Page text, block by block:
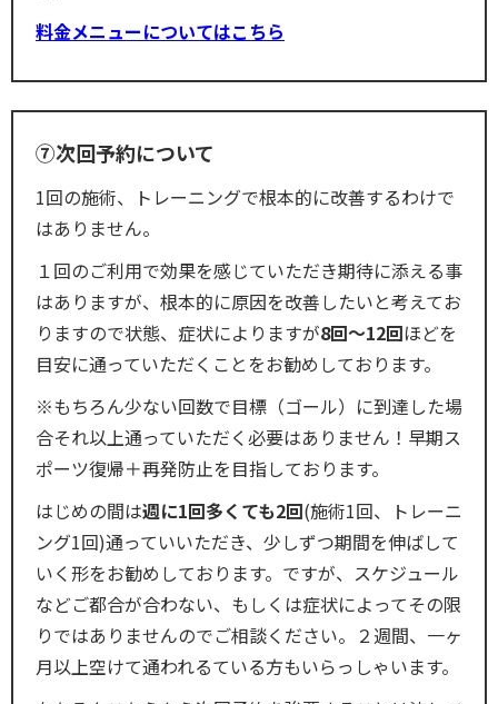
料金メニューについてはこちら
⑦次回予約について
1回の施術、トレーニングで根本的に改善するわけで
はありません。
１回のご利用で効果を感じていただき期待に添える事
はありますが、根本的に原因を改善したいと考えてお
りますので状態、症状によりますが8回〜12回ほどを
目安に通っていただくことをお勧めしております。
※もちろん少ない回数で目標（ゴール）に到達した場
合それ以上通っていただく必要はありません！早期ス
ポーツ復帰＋再発防止を目指しております。
はじめの間は週に1回多くても2回(施術1回、トレーニ
ング1回)通っていいただき、少しずつ期間を伸ばして
いく形をお勧めしております。ですが、スケジュール
などご都合が合わない、もしくは症状によってその限
りではありませんのでご相談ください。２週間、一ヶ
月以上空けて通われるている方もいらっしゃいます。